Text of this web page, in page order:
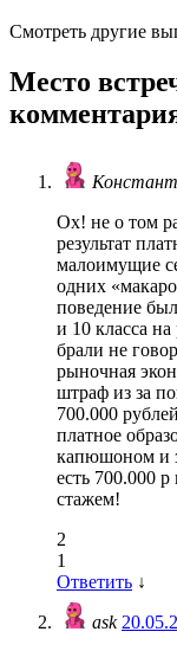
Смотреть другие
Место
Ох! не о том
результат
малоимущие
одних
поведение
и 10 класса
брали не
рыночная
штраф из за
700.000
платное
капюшоном и
есть 700.000
стажем!
2
1
Ответить ↓
ask